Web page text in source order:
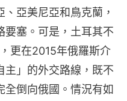
亞美尼亞和鳥克蘭，
要塞。可是，土耳其不
更在2015年俄羅斯介
主」的外交路線，既不
全倒向俄國。情況有如